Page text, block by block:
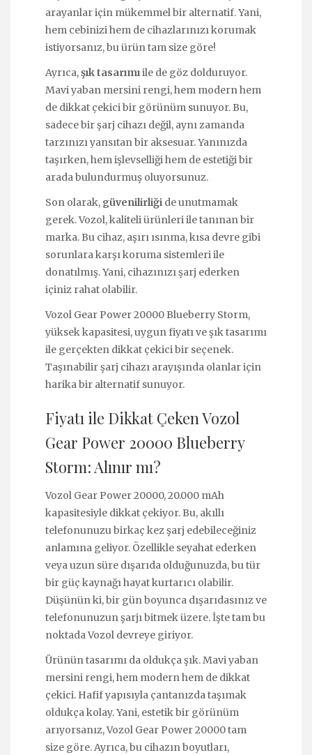
arayanlar için mükemmel bir alternatif. Yani,
hem cebinizi hem de cihazlarınızı korumak
istiyorsanız, bu ürün tam size göre!
Ayrıca,şık tasarımıile de göz dolduruyor.
Mavi yaban mersini rengi, hem modern hem
de dikkat çekici bir görünüm sunuyor. Bu,
sadece bir şarj cihazı değil, aynı zamanda
tarzınızı yansıtan bir aksesuar. Yanınızda
taşırken, hem işlevselliği hem de estetiği bir
arada bulundurmuş oluyorsunuz.
Son olarak, güvenilirliği de unutmamak
gerek. Vozol, kaliteli ürünleri ile tanınan bir
marka. Bu cihaz, aşırı ısınma, kısa devre gibi
sorunlara karşı koruma sistemleri ile
donatılmış. Yani, cihazınızı şarj ederken
içiniz rahat olabilir.
Vozol Gear Power 20000 Blueberry Storm,
yüksek kapasitesi, uygun fiyatı ve şık tasarımı
ile gerçekten dikkat çekici bir seçenek.
Taşınabilir şarj cihazı arayışında olanlar için
harika bir alternatif sunuyor.
Fiyatı ile Dikkat Çeken Vozol
Gear Power 20000 Blueberry
Storm: Alınır mı?
Vozol Gear Power 20000, 20.000 mAh
kapasitesiyle dikkat çekiyor. Bu, akıllı
telefonunuzu birkaç kez şarj edebileceğiniz
anlamına geliyor. Özellikle seyahat ederken
veya uzun süre dışarıda olduğunuzda, bu tür
bir güç kaynağı hayat kurtarıcı olabilir.
Düşünün ki, bir gün boyunca dışarıdasınız ve
telefonunuzun şarjı bitmek üzere. İşte tam bu
noktada Vozol devreye giriyor.
Ürünün tasarımı da oldukça şık. Mavi yaban
mersini rengi, hem modern hem de dikkat
çekici. Hafif yapısıyla çantanızda taşımak
oldukça kolay. Yani, estetik bir görünüm
arıyorsanız, Vozol Gear Power 20000 tam
size göre. Ayrıca, bu cihazın boyutları,